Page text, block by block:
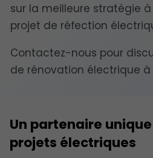
sur la meilleure stratégie
projet de réfection
Contactez-nous pour
de rénovation électrique à
Un partenaire
projets électriques